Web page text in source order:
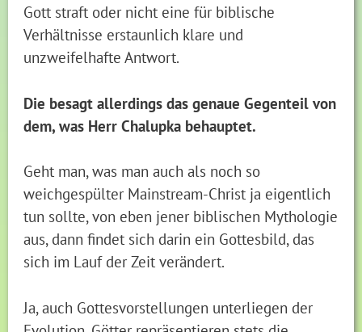
Gott straft oder nicht eine für biblische
Verhältnisse erstaunlich klare und
unzweifelhafte Antwort.
Die besagt allerdings das genaue Gegenteil von
dem, was Herr Chalupka behauptet.
Geht man, was man auch als noch so
weichgespülter Mainstream-Christ ja eigentlich
tun sollte, von eben jener biblischen Mythologie
aus, dann findet sich darin ein Gottesbild, das
sich im Lauf der Zeit verändert.
Ja, auch Gottesvorstellungen unterliegen der